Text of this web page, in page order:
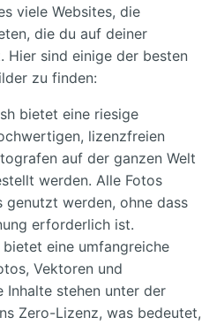
viele Websites, die
die du auf deiner
Hier sind einige der besten
zu finden:
bietet eine riesige
lizenzfreien
auf der ganzen Welt
werden. Alle Fotos
genutzt werden, ohne dass
erforderlich ist.
bietet eine umfangreiche
Vektoren und
Inhalte stehen unter der
Zero-Lizenz, was bedeutet,